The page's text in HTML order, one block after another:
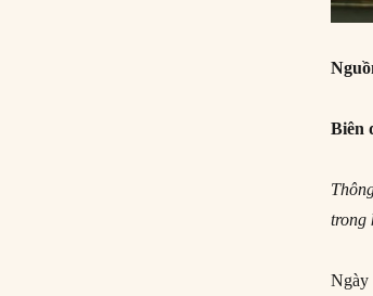
Biên
trong
Ngày